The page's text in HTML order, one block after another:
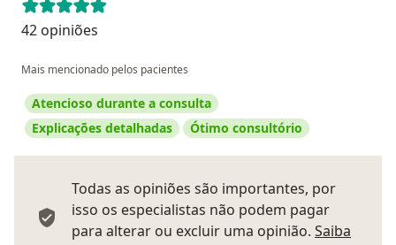
42 opiniões
Mais mencionado pelos pacientes
Atencioso durante a consulta
Explicações detalhadas
Ótimo consultório
Todas as opiniões são importantes, por
isso os especialistas não podem pagar
para alterar ou excluir uma opinião. Saiba